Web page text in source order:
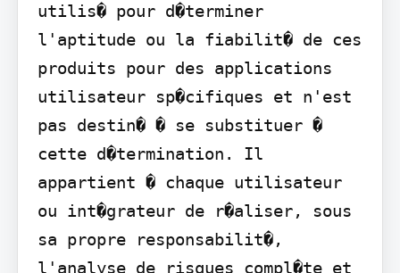
utilis� pour d�terminer
l'aptitude ou la fiabilit� de ces
produits pour des applications
utilisateur sp�cifiques et n'est
pas destin� � se substituer �
cette d�termination. Il
appartient � chaque utilisateur
ou int�grateur de r�aliser, sous
sa propre responsabilit�,
l'analyse de risques compl�te et